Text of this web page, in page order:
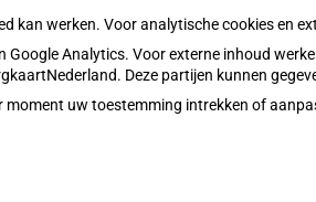
externe inhoud
die nodig is
Cookie-instellingen
kan werken. Voor analytische cookies en
Analytics. Voor externe inhoud
Deze partijen kunnen
moment uw toestemming intrekken of